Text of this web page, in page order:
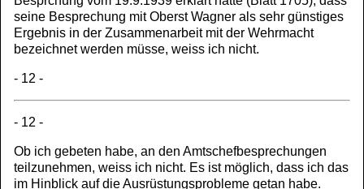
seine Besprechung mit Oberst Wagner als sehr günstiges
Ergebnis in der Zusammenarbeit mit der Wehrmacht
bezeichnet werden müsse, weiss ich nicht.
- 12 -
- 12 -
Ob ich gebeten habe, an den Amtschefbesprechungen
teilzunehmen, weiss ich nicht. Es ist möglich, dass ich das
im Hinblick auf die Ausrüstungsprobleme getan habe.